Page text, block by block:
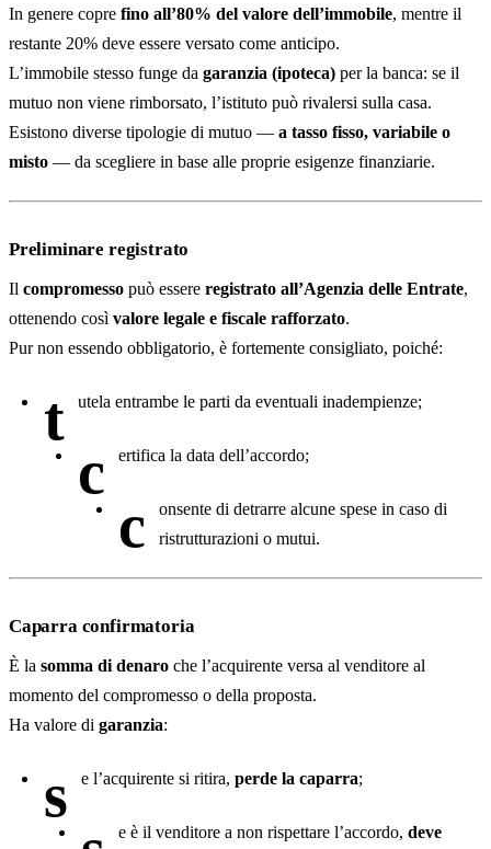
In genere copre fino all’80% del valore dell’immobile, mentre il
restante 20% deve essere versato come anticipo.
L’immobile stesso funge da garanzia (ipoteca) per la banca: se il
mutuo non viene rimborsato, l’istituto può rivalersi sulla casa.
Esistono diverse tipologie di mutuo — a tasso fisso, variabile o
misto — da scegliere in base alle proprie esigenze finanziarie.
Preliminare registrato
Il compromesso può essere registrato all’Agenzia delle Entrate,
ottenendo così valore legale e fiscale rafforzato.
Pur non essendo obbligatorio, è fortemente consigliato, poiché:
t utela entrambe le parti da eventuali inadempienze;
c ertifica la data dell’accordo;
c
onsente di detrarre alcune spese in caso di
ristrutturazioni o mutui.
Caparra confirmatoria
È la somma di denaro che l’acquirente versa al venditore al
momento del compromesso o della proposta.
Ha valore di garanzia:
s e l’acquirente si ritira, perde la caparra;
e è il venditore a non rispettare l’accordo, deve